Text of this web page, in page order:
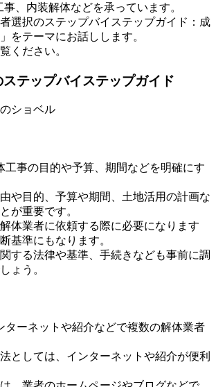
、内装解体などを承っています。
選択のステップバイステップガイド：成
をテーマにお話しします。
ください。
テップバイステップガイド
工事の目的や予算、期間などを明確にす
や目的、予算や期間、土地活用の計画な
が重要です。
体業者に依頼する際に必要になります
基準にもなります。
する法律や基準、手続きなども事前に調
ょう。
ターネットや紹介などで複数の解体業者
としては、インターネットや紹介が便利